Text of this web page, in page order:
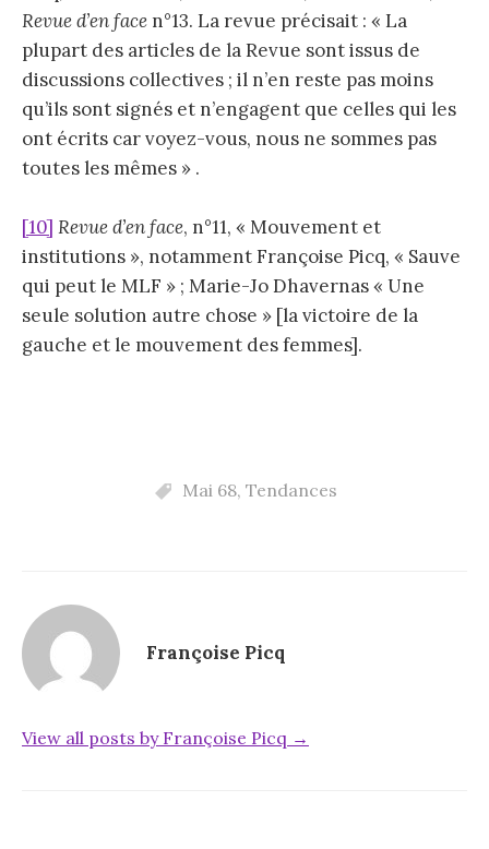
Revue d’en face n°13. La revue précisait : « La
plupart des articles de la Revue sont issus de
discussions collectives ; il n’en reste pas moins
qu’ils sont signés et n’engagent que celles qui les
ont écrits car voyez-vous, nous ne sommes pas
toutes les mêmes » .
[10] Revue d’en face, n°11, « Mouvement et
institutions », notamment Françoise Picq, « Sauve
qui peut le MLF » ; Marie-Jo Dhavernas « Une
seule solution autre chose » [la victoire de la
gauche et le mouvement des femmes].
Mai 68, Tendances
Françoise Picq
View all posts by Françoise Picq →